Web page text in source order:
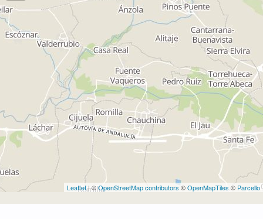
Leaflet| ©OpenStreetMap contributors ©OpenMapTiles © Parcello